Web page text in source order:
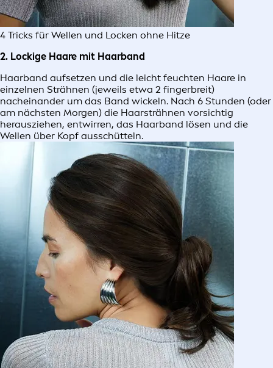
4 Tricks für Wellen und Locken ohne Hitze
2. Lockige Haare mit Haarband
Haarband aufsetzen und die leicht feuchten Haare in
einzelnen Strähnen (jeweils etwa 2 fingerbreit)
nacheinander um das Band wickeln. Nach 6 Stunden (oder
am nächsten Morgen) die Haarsträhnen vorsichtig
herausziehen, entwirren, das Haarband lösen und die
Wellen über Kopf ausschütteln.